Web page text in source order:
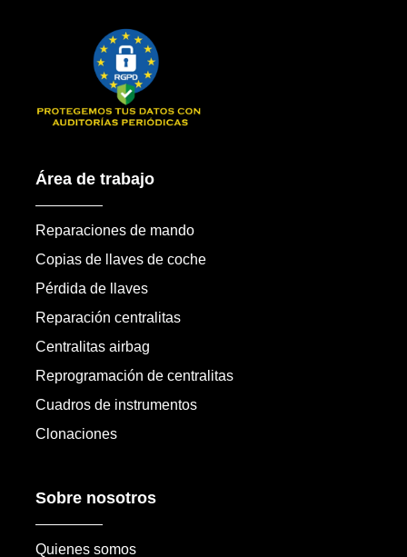
Área de trabajo
Reparaciones de mando
Copias de llaves de coche
Pérdida de llaves
Reparación centralitas
Centralitas airbag
Reprogramación de centralitas
Cuadros de instrumentos
Clonaciones
Sobre nosotros
Quienes somos